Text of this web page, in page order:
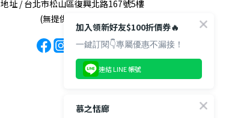
地址 / 台北市松山區復興北路167號5樓
(無提供現場販售)
加入領新好友$100折價券🔥
一鍵訂閱👇專屬優惠不漏接！
連結 LINE 帳號
慕之恬廊